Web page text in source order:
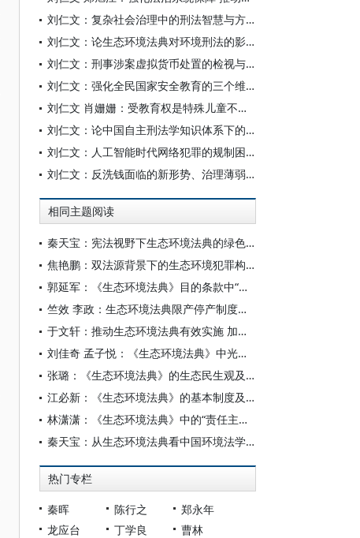
刘仁文：复杂社会治理中的刑法智慧与方法
刘仁文：论生态环境法典对环境刑法的影响
刘仁文：刑事涉案虚拟货币处置的检视与完善
刘仁文：强化全民国家安全教育的三个维度
刘仁文 肖姗姗：受教育权是特殊儿童不可剥夺的基本人权
刘仁文：论中国自主刑法学知识体系下的刑法学通说
刘仁文：人工智能时代网络犯罪的规制困境和系统治理
刘仁文：反洗钱面临的新形势、治理薄弱环节与改进
相同主题阅读
秦天宝：宪法视野下生态环境法典的绿色发展原则
焦艳鹏：双法源背景下的生态环境犯罪构成要件要素
郭延军：《生态环境法典》目的条款中“生态环境权益”的法学解读
竺效 李政：生态环境法典限产停产制度的规范演进与构造逻辑
于文轩：推动生态环境法典有效实施 加强生态安全系统性保障
刘佳奇 孟子悦：《生态环境法典》中光污染防治的类型化逻辑与体系化构造
张璐：《生态环境法典》的生态民生观及其体系化表达
江必新：《生态环境法典》的基本制度及其创新
林潇潇：《生态环境法典》中的“责任主体”：概念内涵与规范意蕴
秦天宝：从生态环境法典看中国环境法学自主知识体系构建
热门专栏
秦晖 陈行之
郑永年
龙应台
丁学良
曹林